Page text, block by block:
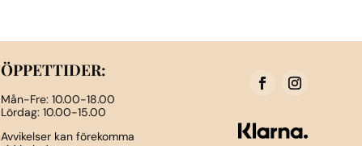
ÖPPETTIDER:
Mån-Fre: 10.00-18.00
Lördag: 10.00-15.00
Avvikelser kan förekomma